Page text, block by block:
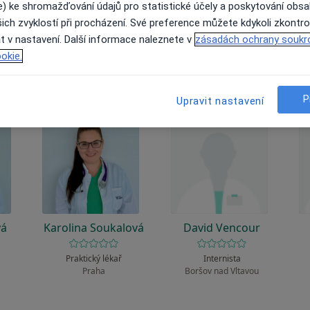
Karolina Soukalová
Praktický lékař
Praha
David Vencour
Internista
Boršov nad Vltavou
ke shromažďování údajů pro statistické účely a poskytování
zvyklostí při procházení. Své preference můžete kdykoli
v nastavení. Další informace naleznete v zásadách ochrany
Upravit nastavení